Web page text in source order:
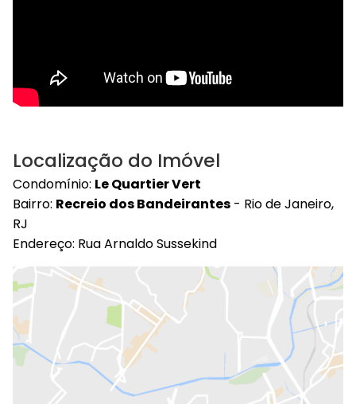
Localização do Imóvel
Condomínio: Le Quartier Vert
Bairro: Recreio dos Bandeirantes - Rio de Janeiro,
RJ
Endereço: Rua Arnaldo Sussekind